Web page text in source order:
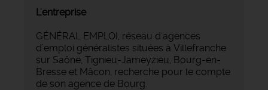
L'entreprise
GÉNÉRAL EMPLOI, réseau d'agences
d’emploi généralistes situées à Villefranche
sur Saône, Tignieu-Jameyzieu, Bourg-en-
Bresse et Mâcon, recherche pour le compte
de son agence de Bourg.